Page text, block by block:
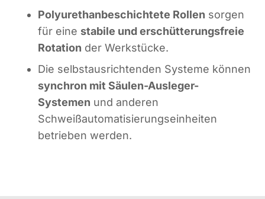
Polyurethanbeschichtete Rollen sorgen
für eine stabile und erschütterungsfreie
Rotation der Werkstücke.
Die selbstausrichtenden Systeme können
synchron mit Säulen-Ausleger-
Systemen und anderen
Schweißautomatisierungseinheiten
betrieben werden.